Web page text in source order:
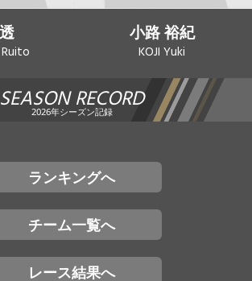
Ruito
小路 裕紀
KOJI Yuki
SEASON RECORD
2026年シーズン記録
ランキングへ
チーム一覧へ
レース結果へ